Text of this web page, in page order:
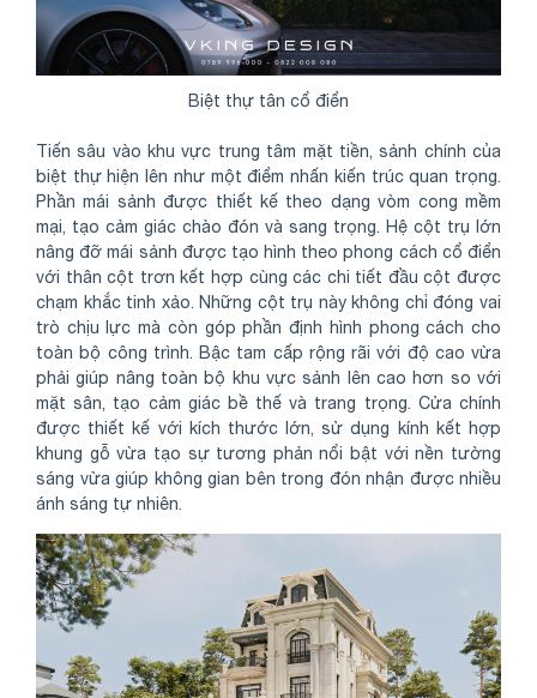
Biệt thự tân cổ điển
Tiến sâu vào khu vực trung tâm mặt tiền, sảnh chính của
biệt thự hiện lên như một điểm nhấn kiến trúc quan trọng.
Phần mái sảnh được thiết kế theo dạng vòm cong mềm
mại, tạo cảm giác chào đón và sang trọng. Hệ cột trụ lớn
nâng đỡ mái sảnh được tạo hình theo phong cách cổ điển
với thân cột trơn kết hợp cùng các chi tiết đầu cột được
chạm khắc tinh xảo. Những cột trụ này không chỉ đóng vai
trò chịu lực mà còn góp phần định hình phong cách cho
toàn bộ công trình. Bậc tam cấp rộng rãi với độ cao vừa
phải giúp nâng toàn bộ khu vực sảnh lên cao hơn so với
mặt sân, tạo cảm giác bề thế và trang trọng. Cửa chính
được thiết kế với kích thước lớn, sử dụng kính kết hợp
khung gỗ vừa tạo sự tương phản nổi bật với nền tường
sáng vừa giúp không gian bên trong đón nhận được nhiều
ánh sáng tự nhiên.